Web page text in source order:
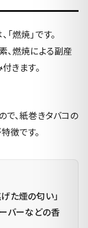
燃焼」です。
、燃焼による副産
きます。
で、紙巻きタバコの
徴です。
た煙の匂い」
ーバーなどの香